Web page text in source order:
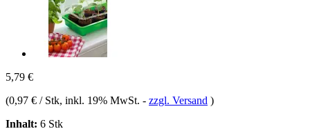
5,79 €
(0,97 € / Stk, inkl. 19% MwSt. - zzgl. Versand )
Inhalt: 6 Stk